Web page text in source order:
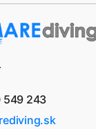
549 243